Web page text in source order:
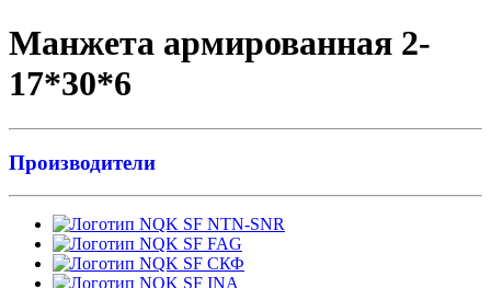
Манжета армированная 2-
17*30*6
Производители
NTN-SNR
FAG
СКФ
INA